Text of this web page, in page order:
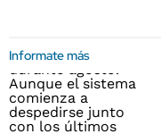
Informate más